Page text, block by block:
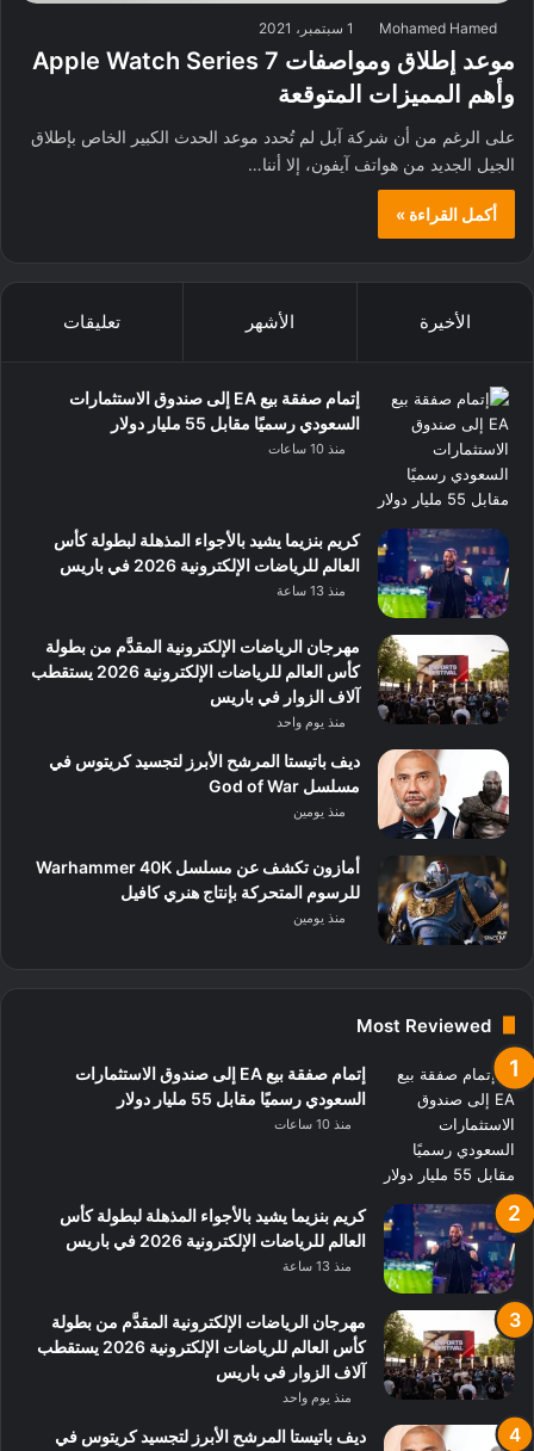
Mohamed Hamed 1 سبتمبر، 2021
موعد إطلاق ومواصفات Apple Watch Series 7
وأهم المميزات المتوقعة
على الرغم من أن شركة آبل لم تُحدد موعد الحدث الكبير الخاص بإطلاق
الجيل الجديد من هواتف آيفون، إلا أننا…
أكمل القراءة »
الأخيرة الأشهر تعليقات
إتمام صفقة بيع EA إلى صندوق الاستثمارات
السعودي رسميًا مقابل 55 مليار دولار
منذ 10 ساعات
كريم بنزيما يشيد بالأجواء المذهلة لبطولة كأس
العالم للرياضات الإلكترونية 2026 في باريس
منذ 13 ساعة
مهرجان الرياضات الإلكترونية المقدَّم من بطولة
كأس العالم للرياضات الإلكترونية 2026 يستقطب
آلاف الزوار في باريس
منذ يوم واحد
ديف باتيستا المرشح الأبرز لتجسيد كريتوس في
مسلسل God of War
منذ يومين
أمازون تكشف عن مسلسل Warhammer 40K
للرسوم المتحركة بإنتاج هنري كافيل
منذ يومين
Most Reviewed
إتمام صفقة بيع EA إلى صندوق الاستثمارات
السعودي رسميًا مقابل 55 مليار دولار
منذ 10 ساعات
كريم بنزيما يشيد بالأجواء المذهلة لبطولة كأس
العالم للرياضات الإلكترونية 2026 في باريس
منذ 13 ساعة
مهرجان الرياضات الإلكترونية المقدَّم من بطولة
كأس العالم للرياضات الإلكترونية 2026 يستقطب
آلاف الزوار في باريس
منذ يوم واحد
ديف باتيستا المرشح الأبرز لتجسيد كريتوس في